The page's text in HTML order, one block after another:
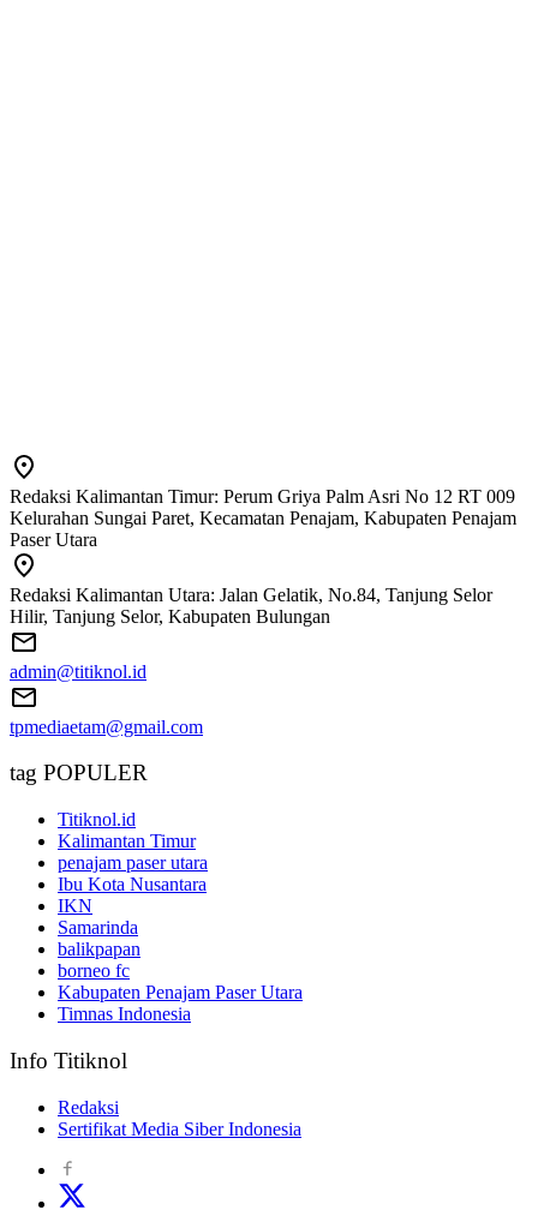
Redaksi Kalimantan Timur: Perum Griya Palm Asri No 12 RT 009
Kelurahan Sungai Paret, Kecamatan Penajam, Kabupaten Penajam
Paser Utara
Redaksi Kalimantan Utara: Jalan Gelatik, No.84, Tanjung Selor
Hilir, Tanjung Selor, Kabupaten Bulungan
admin@titiknol.id
tpmediaetam@gmail.com
tag POPULER
Titiknol.id
Kalimantan Timur
penajam paser utara
Ibu Kota Nusantara
IKN
Samarinda
balikpapan
borneo fc
Kabupaten Penajam Paser Utara
Timnas Indonesia
Info Titiknol
Redaksi
Sertifikat Media Siber Indonesia